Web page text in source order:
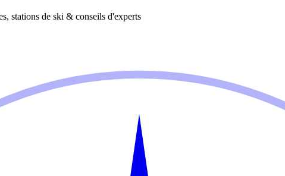
stations de ski & conseils d'experts